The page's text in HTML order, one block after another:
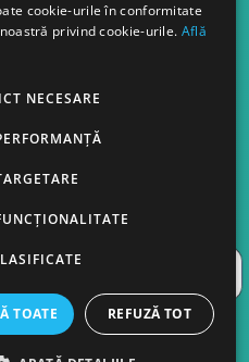
cookie-urile în conformitate
privind cookie-urile. Află
NECESARE
TOATE REFUZĂ TOT